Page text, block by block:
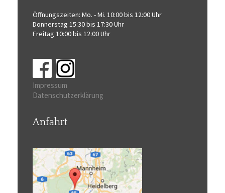
Öffnungszeiten: Mo. - Mi. 10:00 bis 12:00 Uhr
Donnerstag 15:30 bis 17:30 Uhr
Freitag 10:00 bis 12:00 Uhr
Impressum
Datenschutzerklärung
Anfahrt